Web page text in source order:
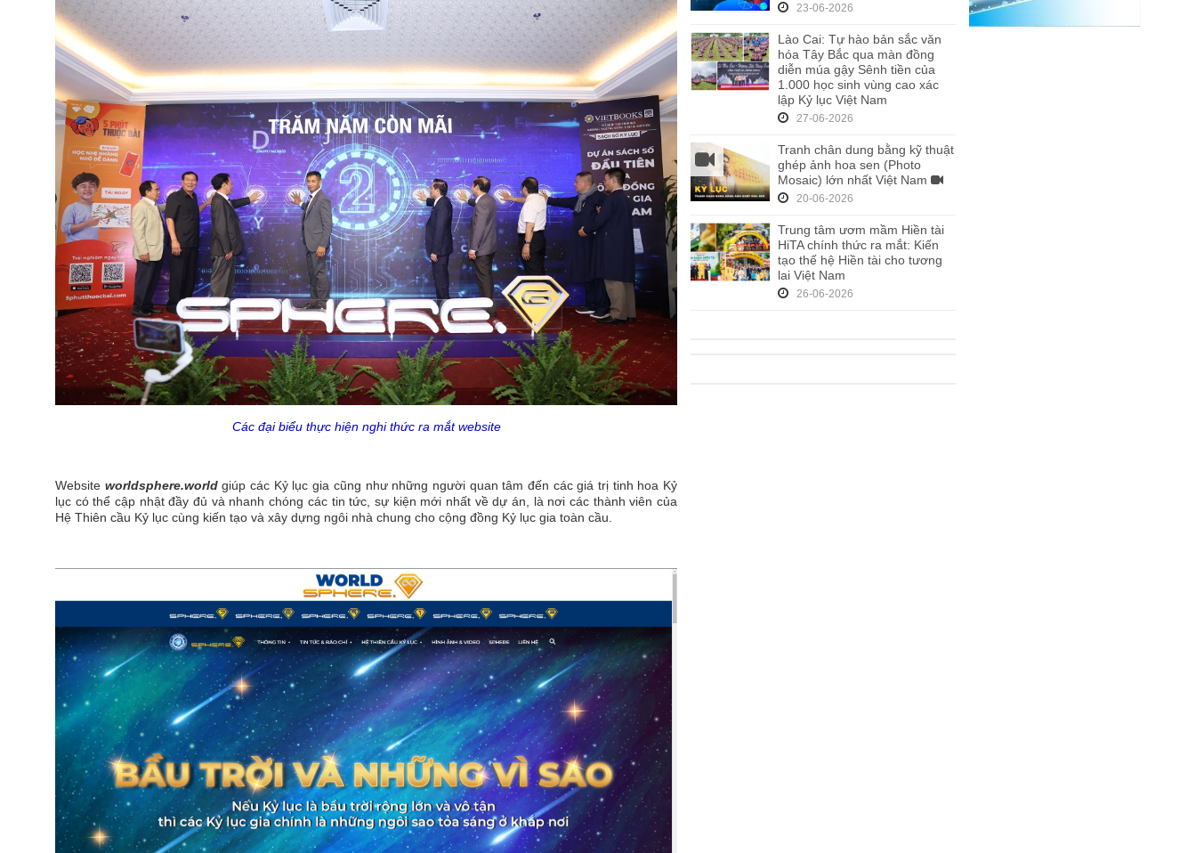
Các đại biểu thực hiện nghi thức ra mắt website
Website worldsphere.worldgiúp các Kỷ lục gia cũng như những người quan tâm đến các giá trị tinh hoa Kỷ
lục có thể cập nhật đầy đủ và nhanh chóng các tin tức, sự kiện mới nhất về dự án, là nơi các thành viên của
Hệ Thiên cầu Kỷ lục cùng kiến tạo và xây dựng ngôi nhà chung cho cộng đồng Kỷ lục gia toàn cầu.
23-06-2026
Lào Cai: Tự hào bản sắc văn
hóa Tây Bắc qua màn đồng
diễn múa gậy Sênh tiền của
1.000 học sinh vùng cao xác
lập Kỷ lục Việt Nam
27-06-2026
Tranh chân dung bằng kỹ thuật
ghép ảnh hoa sen (Photo
Mosaic) lớn nhất Việt Nam
20-06-2026
Trung tâm ươm mầm Hiền tài
HiTA chính thức ra mắt: Kiến
tạo thế hệ Hiền tài cho tương
lai Việt Nam
26-06-2026